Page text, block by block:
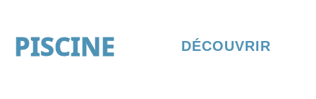
PISCINE DÉCOUVRIR